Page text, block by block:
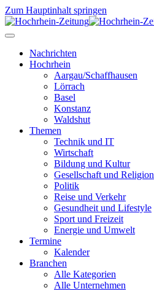
Zum Hauptinhalt springen
Nachrichten
Hochrhein
Aargau/Schaffhausen
Lörrach
Basel
Konstanz
Waldshut
Themen
Technik und IT
Wirtschaft
Bildung und Kultur
Gesellschaft und Religion
Politik
Reise und Verkehr
Gesundheit und Lifestyle
Sport und Freizeit
Energie und Umwelt
Termine
Kalender
Branchen
Alle Kategorien
Alle Unternehmen